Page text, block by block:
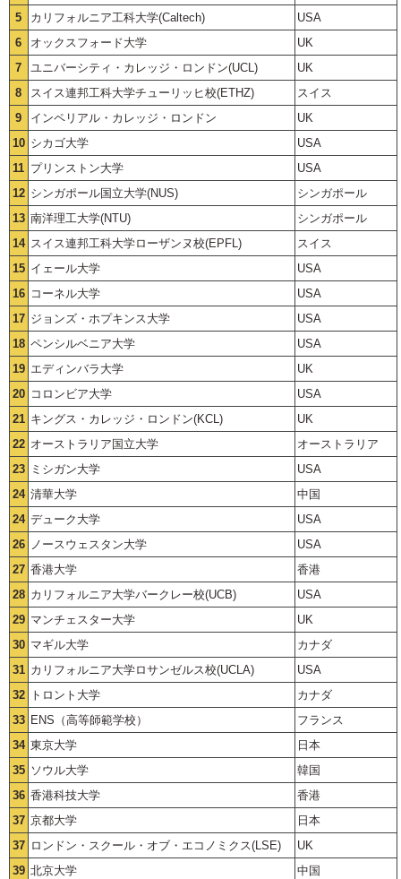
5
カリフォルニア工科大学(Caltech)
USA
6
オックスフォード大学
UK
7
ユニバーシティ・カレッジ・ロンドン(UCL)
UK
8
スイス連邦工科大学チューリッヒ校(ETHZ)
スイス
9
インペリアル・カレッジ・ロンドン
UK
10 シカゴ大学
USA
11 プリンストン大学
USA
12 シンガポール国立大学(NUS)
シンガポール
13 南洋理工大学(NTU)
シンガポール
14 スイス連邦工科大学ローザンヌ校(EPFL)
スイス
15 イェール大学
USA
16 コーネル大学
USA
17 ジョンズ・ホプキンス大学
USA
18 ペンシルベニア大学
USA
19 エディンバラ大学
UK
20 コロンビア大学
USA
21 キングス・カレッジ・ロンドン(KCL)
UK
22 オーストラリア国立大学
オーストラリア
23
ミシガン大学
USA
24 清華大学
中国
24 デューク大学
USA
26
ノースウェスタン大学
USA
27 香港大学
香港
28 カリフォルニア大学バークレー校(UCB)
USA
29 マンチェスター大学
UK
30 マギル大学
カナダ
31 カリフォルニア大学ロサンゼルス校(UCLA)
USA
32
トロント大学
カナダ
33 ENS（高等師範学校）
フランス
34 東京大学
日本
35 ソウル大学
韓国
36 香港科技大学
香港
37 京都大学
日本
37 ロンドン・スクール・オブ・エコノミクス(LSE)
UK
39 北京大学 中国